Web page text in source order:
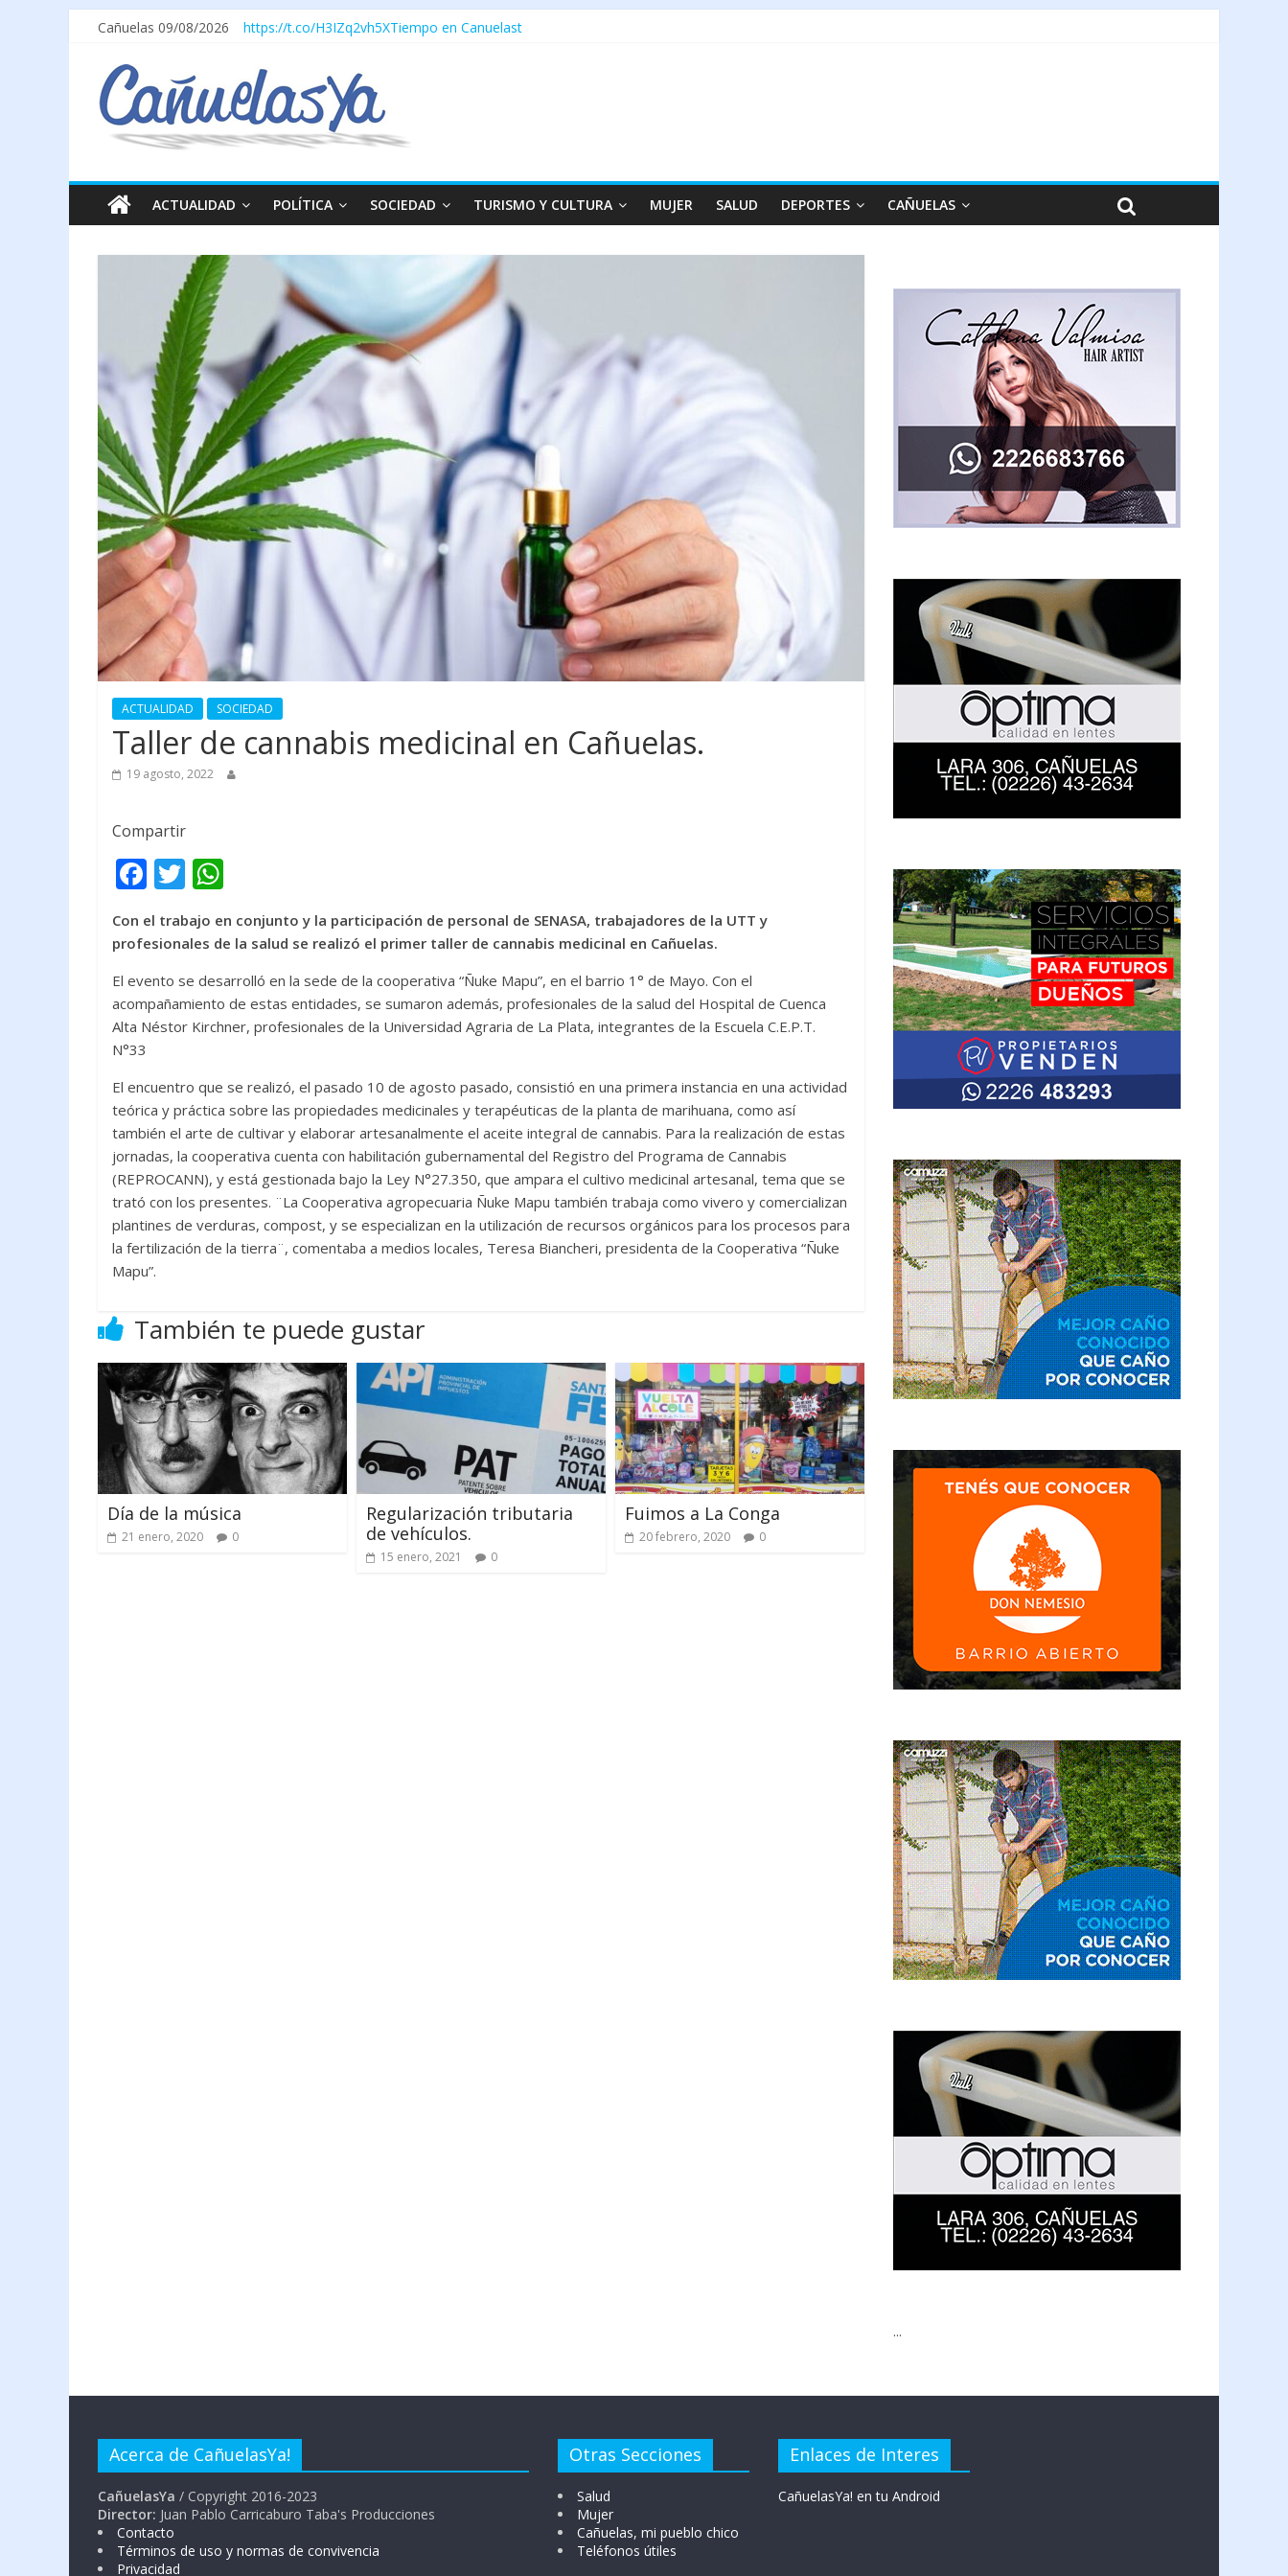
Cañuelas 09/08/2026 https://t.co/H3IZq2vh5XTiempo en Canuelast
ACTUALIDAD POLÍTICA SOCIEDAD TURISMO Y CULTURA MUJER SALUD DEPORTES CAÑUELAS
ACTUALIDAD SOCIEDAD
Taller de cannabis medicinal en Cañuelas.
19 agosto, 2022
Compartir
F
ac
e
b
o
o
T
w
itt
er
at
A
p
Con el trabajo en conjunto y la participación de personal de SENASA, trabajadores de la UTT y
profesionales de la salud se realizó el primer taller de cannabis medicinal en Cañuelas.
El evento se desarrolló en la sede de la cooperativa “Ñuke Mapu”, en el barrio 1° de Mayo. Con el
acompañamiento de estas entidades, se sumaron además, profesionales de la salud del Hospital de Cuenca
Alta Néstor Kirchner, profesionales de la Universidad Agraria de La Plata, integrantes de la Escuela C.E.P.T.
N°33
El encuentro que se realizó, el pasado 10 de agosto pasado, consistió en una primera instancia en una actividad
teórica y práctica sobre las propiedades medicinales y terapéuticas de la planta de marihuana, como así
también el arte de cultivar y elaborar artesanalmente el aceite integral de cannabis. Para la realización de estas
jornadas, la cooperativa cuenta con habilitación gubernamental del Registro del Programa de Cannabis
(REPROCANN), y está gestionada bajo la Ley N°27.350, que ampara el cultivo medicinal artesanal, tema que se
trató con los presentes. ¨La Cooperativa agropecuaria Ñuke Mapu también trabaja como vivero y comercializan
plantines de verduras, compost, y se especializan en la utilización de recursos orgánicos para los procesos para
la fertilización de la tierra¨, comentaba a medios locales, Teresa Biancheri, presidenta de la Cooperativa “Ñuke
Mapu”.
También te puede gustar
Día de la música
21 enero, 2020 0
Regularización tributaria
de vehículos.
15 enero, 2021 0
Fuimos a La Conga
20 febrero, 2020 0
...
Acerca de CañuelasYa!
CañuelasYa / Copyright 2016-2023
Director: Juan Pablo Carricaburo Taba's Producciones
Contacto
Términos de uso y normas de convivencia
Privacidad
Otras Secciones
Salud
Mujer
Cañuelas, mi pueblo chico
Teléfonos útiles
Enlaces de Interes
CañuelasYa! en tu Android